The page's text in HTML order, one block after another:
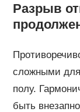
Разрыв
сложными
полу.
быть